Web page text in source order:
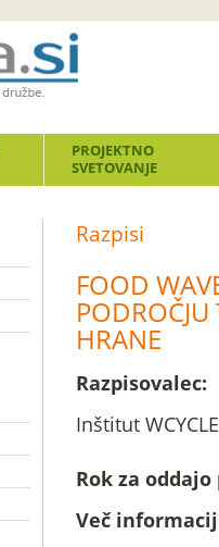
PROJEKTNO
SVETOVANJE
Razpisi
FOOD
HRANE
Razpisovalec:
Inštitut
Rok za
Več